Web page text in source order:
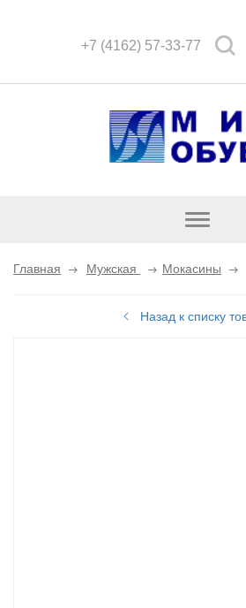
+7 (4162) 57-33-77
Открыть
Главная Мужская Мокасины
Назад к списку